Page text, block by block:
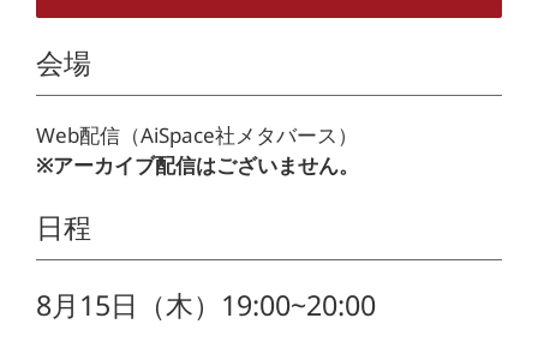
会場
Web配信（AiSpace社メタバース）
※アーカイブ配信はございません。
日程
8月15日（木）19:00~20:00